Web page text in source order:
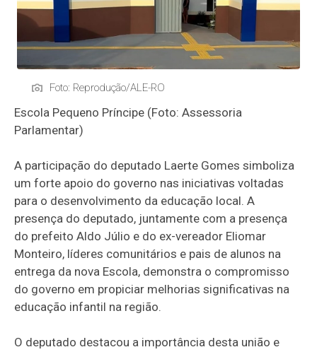
Foto: Reprodução/ALE-RO
Escola Pequeno Príncipe (Foto: Assessoria
Parlamentar)
A participação do deputado Laerte Gomes simboliza
um forte apoio do governo nas iniciativas voltadas
para o desenvolvimento da educação local. A
presença do deputado, juntamente com a presença
do prefeito Aldo Júlio e do ex-vereador Eliomar
Monteiro, líderes comunitários e pais de alunos na
entrega da nova Escola, demonstra o compromisso
do governo em propiciar melhorias significativas na
educação infantil na região.
O deputado destacou a importância desta união e